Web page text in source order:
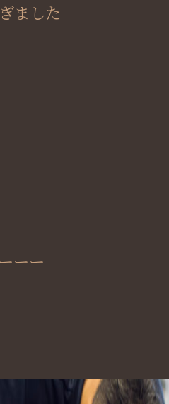
ました
ーー